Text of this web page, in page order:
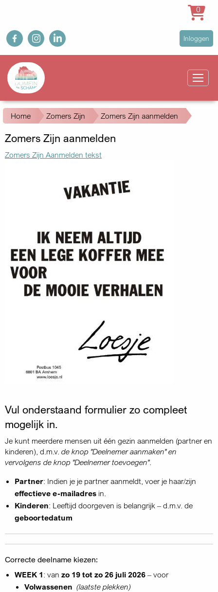
Overslaan
en
naar
inhoud
gaan
fb ig in
User
account
Inloggen
Main
navigation
0
Kruimelpad
Home Zomers Zijn Zomers Zijn aanmelden
Zomers Zijn aanmelden
Zomers Zijn Aanmelden tekst
Vul onderstaand formulier zo compleet
mogelijk in.
Je kunt meerdere mensen uit één gezin aanmelden (partner en
kinderen), d.m.v. de knop "Deelnemer aanmaken" en
vervolgens de knop "Deelnemer toevoegen".
Partner: Indien je je partner aanmeldt, voer je haar/zijn
effectieve e-mailadres in.
Kinderen: Leeftijd doorgeven is belangrijk – d.m.v. de
geboortedatum
Correcte deelname kiezen:
WEEK 1: van zo 19 tot zo 26 juli 2026 – voor
Volwassenen (laatste plekken)